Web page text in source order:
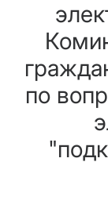
по